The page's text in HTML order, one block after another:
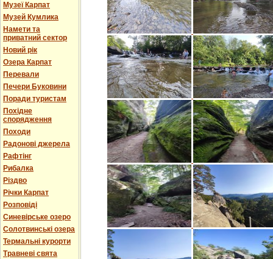
Музеї Карпат
Музей Кумлика
Намети та
приватний сектор
Новий рік
Озера Карпат
Перевали
Печери Буковини
Поради туристам
Похідне
спорядження
Походи
Радонові джерела
Рафтінг
Рибалка
Різдво
Річки Карпат
Розповіді
Синевірське озеро
Солотвинські озера
Термальні курорти
Травневі свята